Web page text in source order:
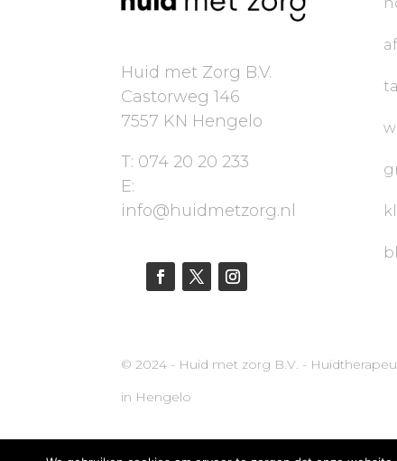
Huid met Zorg B.V.
Castorweg 146
7557 KN Hengelo
T: 074 20 20 233
E:
info@huidmetzorg.nl
© 2024 - Huid met zorg B.V. -
in Hengelo